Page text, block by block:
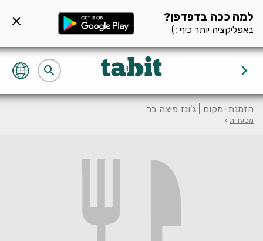
למה ככה בדפדפן?
באפליקציה יותר כיף :)
close
keyboard_arrow_right
search
הזמנת-מקום | ג'ונז פיצה בר
מסעדות ›